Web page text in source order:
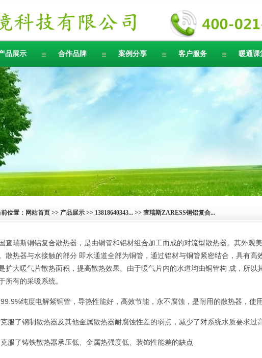
品展示 合作品牌 案例分享 客户服务 暖通课
位置： 网站首页 >> 产品展示 >> 13818640343... >> 查瑞斯ZARESS铜铝复合...
查瑞斯铜铝复合散热器，是由铜管和铝材组合加工而成的对流型散热器。其外观
散热器与水接触的部分 即水通道全部为铜管，通过铝材与铜管紧密结合，具有高
扩大暖气片散热面积，提高散热效果。由于暖气片内的水道均由铜管构 成，所以
所有的采暖系统。
纯度电解紫铜管，导热性能好，高效节能，永不腐蚀，是耐用的散热器，使
服了钢制散热器及其他金属散热器耐腐蚀性差的弱点，减少了对系统水质要求过
服了铸铁散热器承压低、金属热强度低、装饰性能差的缺点